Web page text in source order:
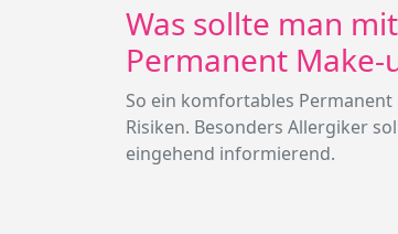
Was sollte man
Permanent Make-
So ein komfortables
Risiken. Besonders Allergiker
eingehend informierend.